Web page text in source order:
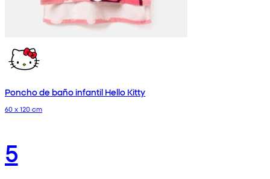
Poncho de baño infantil Hello Kitty
60 x 120 cm
5